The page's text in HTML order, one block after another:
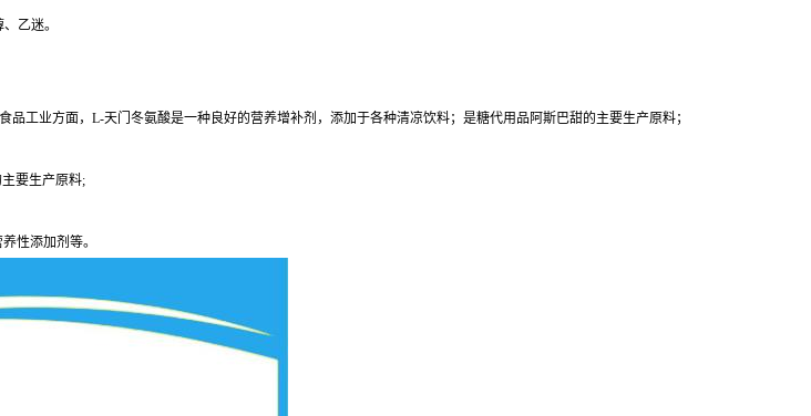
乙迷。
工业方面，L-天门冬氨酸是一种良好的营养增补剂，添加于各种清凉饮料；是糖代用品阿斯巴甜的主要生产原料；
要生产原料;
性添加剂等。